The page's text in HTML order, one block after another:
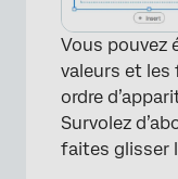
Vous pouvez
valeurs et les
ordre
Survolez
faites glisser